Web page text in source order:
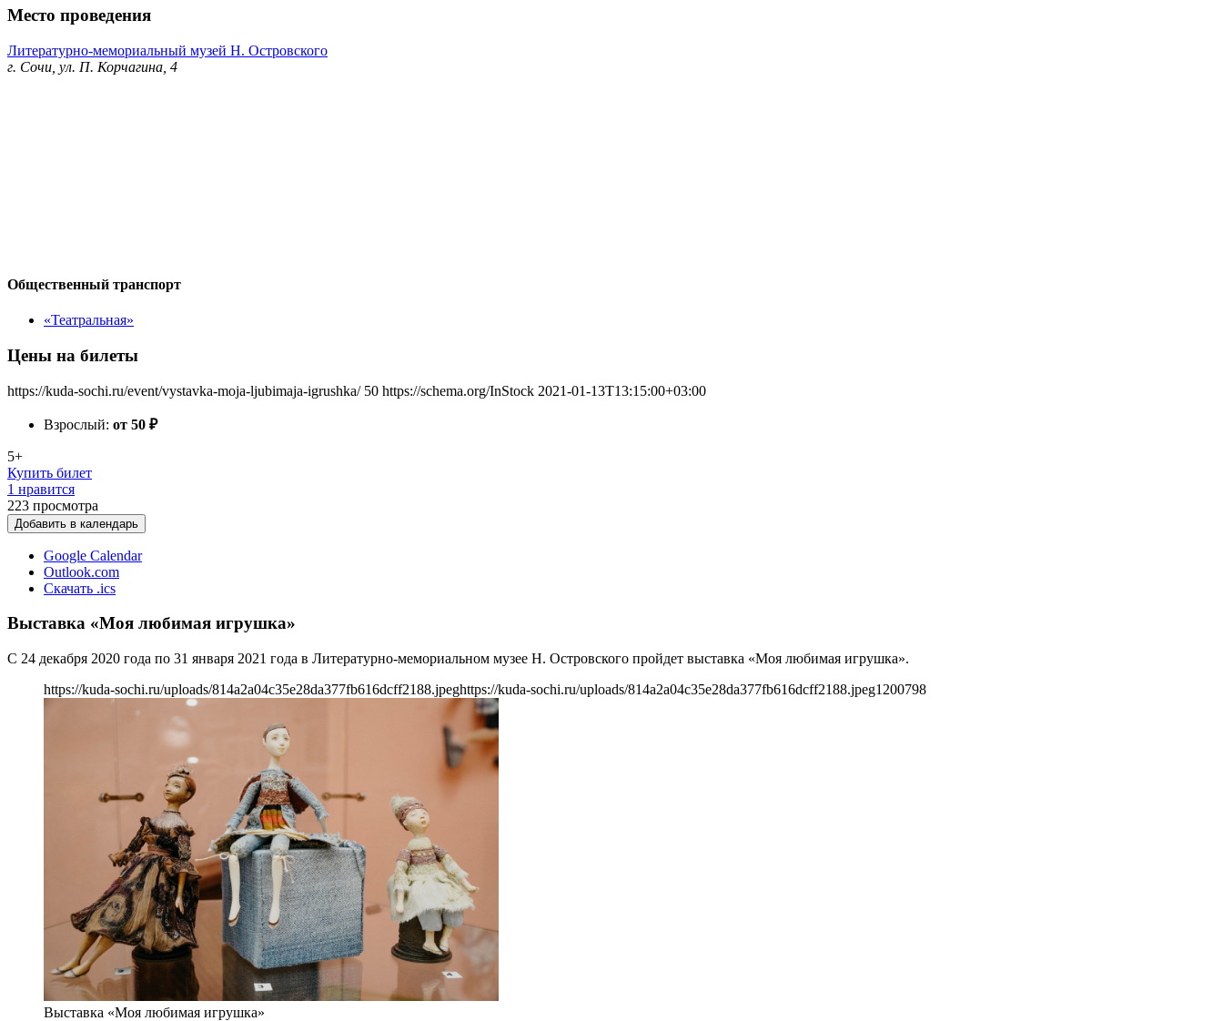
Место проведения
Литературно-мемориальный музей Н. Островского
г. Сочи, ул. П. Корчагина, 4
Общественный транспорт
«Театральная»
Цены на билеты
https://kuda-sochi.ru/event/vystavka-moja-ljubimaja-igrushka/ 50 https://schema.org/InStock 2021-01-13T13:15:00+03:00
Взрослый: от 50 ₽
5+
Купить билет
1 нравится
223 просмотра
Добавить в календарь
Google Calendar
Outlook.com
Скачать .ics
Выставка «Моя любимая игрушка»
С 24 декабря 2020 года по 31 января 2021 года в Литературно-мемориальном музее Н. Островского пройдет выставка «Моя любимая игрушка».
https://kuda-sochi.ru/uploads/814a2a04c35e28da377fb616dcff2188.jpeghttps://kuda-sochi.ru/uploads/814a2a04c35e28da377fb616dcff2188.jpeg1200798
Выставка «Моя любимая игрушка»